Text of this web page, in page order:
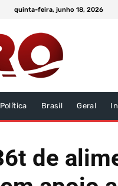
quinta-feira, junho 18, 2026
Política Brasil Geral
de